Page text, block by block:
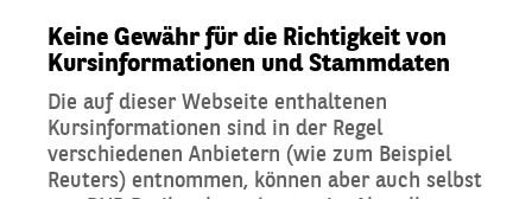
Keine Gewähr für die Richtigkeit von
Kursinformationen und Stammdaten
Die auf dieser Webseite enthaltenen
Kursinformationen sind in der Regel
verschiedenen Anbietern (wie zum Beispiel
Reuters) entnommen, können aber auch selbst